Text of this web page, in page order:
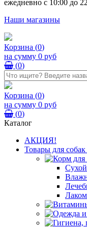
ежедневно с 10:00 до
Наши магазины
Корзина (0)
на сумму 0 руб
(0)
Корзина (0)
на сумму 0 руб
(0)
Каталог
АКЦИЯ!
Товары для собак